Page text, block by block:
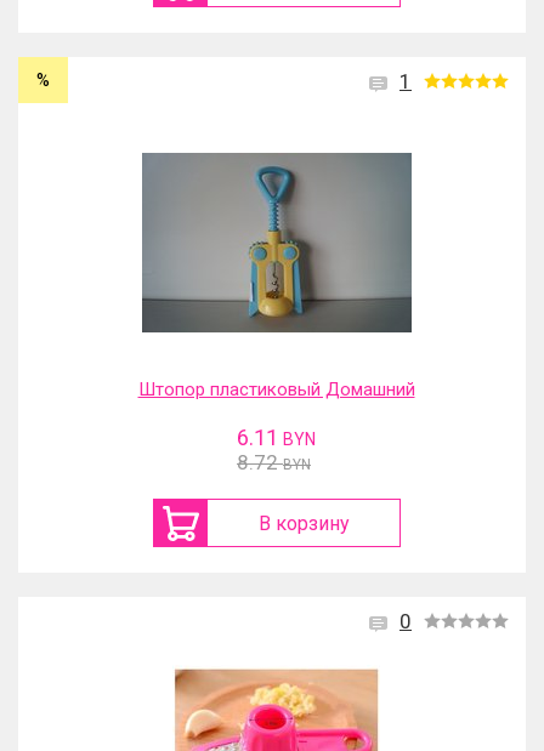
1
%
Штопор пластиковый Домашний
6.11 BYN
8.72 BYN
В корзину
0